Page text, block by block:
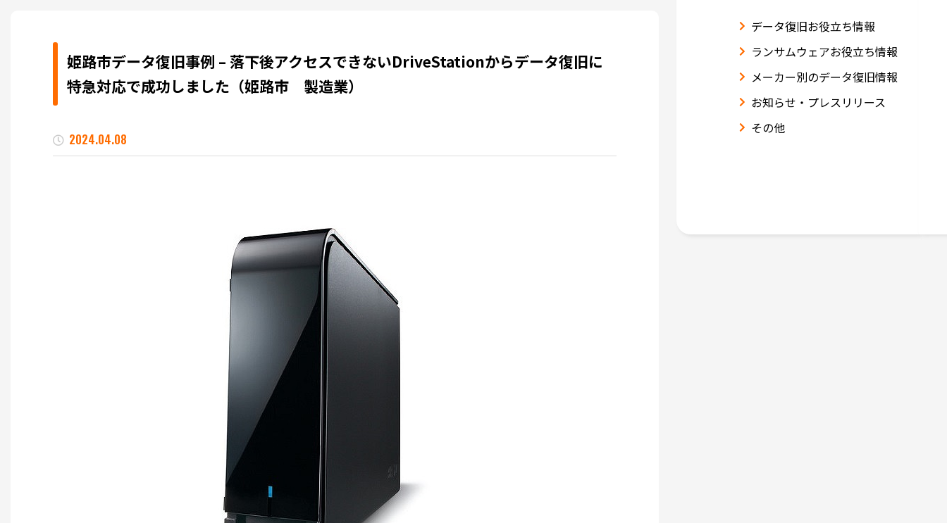
姫路市データ復旧事例 – 落下後アクセスできないDriveStationからデータ復旧に
特急対応で成功しました（姫路市 製造業）
2024.04.08
データ復旧お役立ち情報
ランサムウェアお役立ち情報
メーカー別のデータ復旧情報
お知らせ・プレスリリース
その他